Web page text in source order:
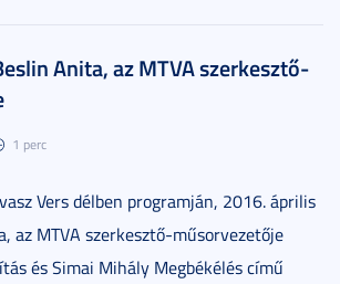
Anita, az MTVA szerkesztő-
1 perc
Vers délben programján, 2016. április
az MTVA szerkesztő-műsorvezetője
és Simai Mihály Megbékélés című